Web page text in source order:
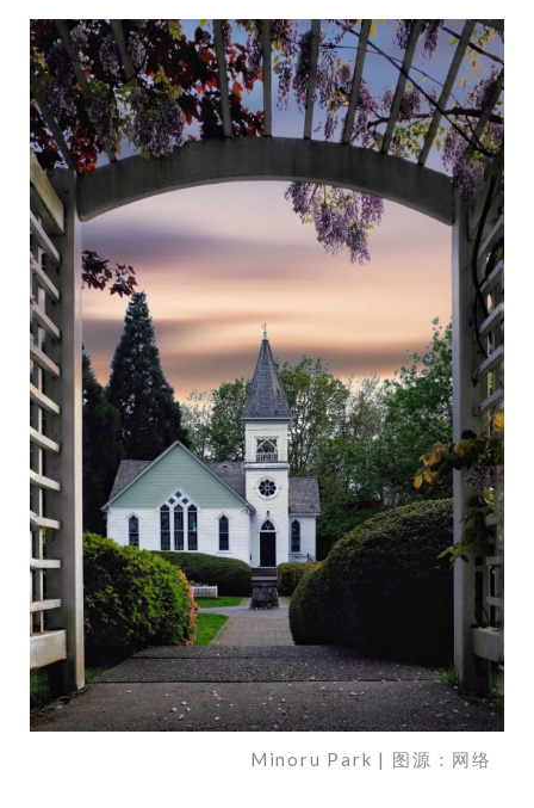
Minoru Park | 图源：网络